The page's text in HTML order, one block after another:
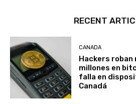
CANADA
Hackers roban
millones en
falla en